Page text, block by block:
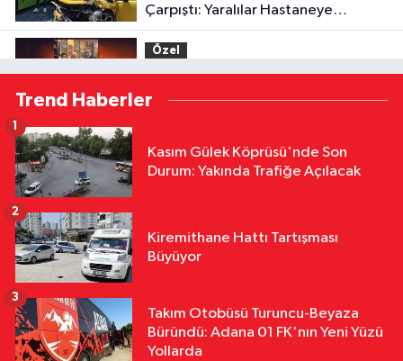
Çarpıştı: Yaralılar Hastaneye
Kaldırıldı
Özel
17:52Menderes Kutlu'dan Devlet
Bahçeli'ye Adana 01 FK forması
16:53 Hakemler Sezon Öncesi
16:36Halil Çağdaş Kaya'nın
Özel
16:22TFFHGD'den Yeni Sezon
Trend Haberler
Kasım Gülek Köprüsü'nde Son
Durum: Yakında Trafiğe Açılacak
1
Kiremithane Hattı Tartışması
Büyüyor
2
Takım Otobüsü Turuncu-Beyaza
Büründü: Adana 01 FK'nın Yeni Yüzü
Yollarda
3